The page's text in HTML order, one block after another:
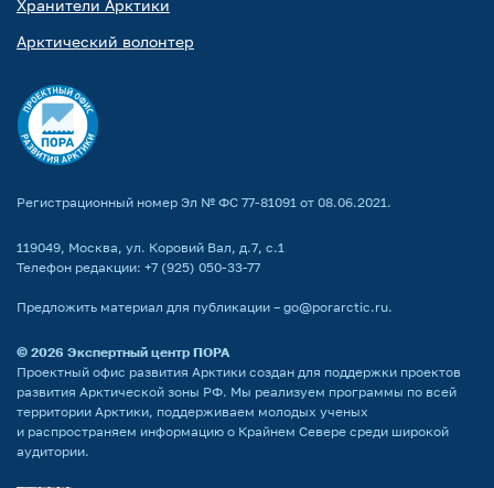
Хранители Арктики
Арктический волонтер
Регистрационный номер Эл № ФС 77-81091 от 08.06.2021.
119049, Москва, ул. Коровий Вал, д.7, с.1
Телефон редакции: +7 (925) 050-33-77
Предложить материал для публикации – go@porarctic.ru.
© 2026 Экспертный центр ПОРА
Проектный офис развития Арктики создан для поддержки проектов
развития Арктической зоны РФ. Мы реализуем программы по всей
территории Арктики, поддерживаем молодых ученых
и распространяем информацию о Крайнем Севере среди широкой
аудитории.